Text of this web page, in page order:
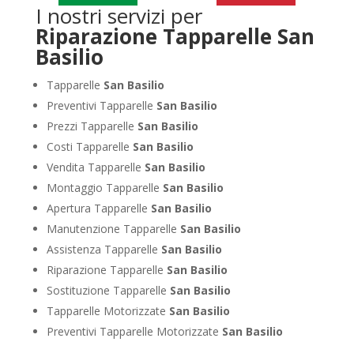
I nostri servizi per
Riparazione Tapparelle San
Basilio
Tapparelle San Basilio
Preventivi Tapparelle San Basilio
Prezzi Tapparelle San Basilio
Costi Tapparelle San Basilio
Vendita Tapparelle San Basilio
Montaggio Tapparelle San Basilio
Apertura Tapparelle San Basilio
Manutenzione Tapparelle San Basilio
Assistenza Tapparelle San Basilio
Riparazione Tapparelle San Basilio
Sostituzione Tapparelle San Basilio
Tapparelle Motorizzate San Basilio
Preventivi Tapparelle Motorizzate San Basilio